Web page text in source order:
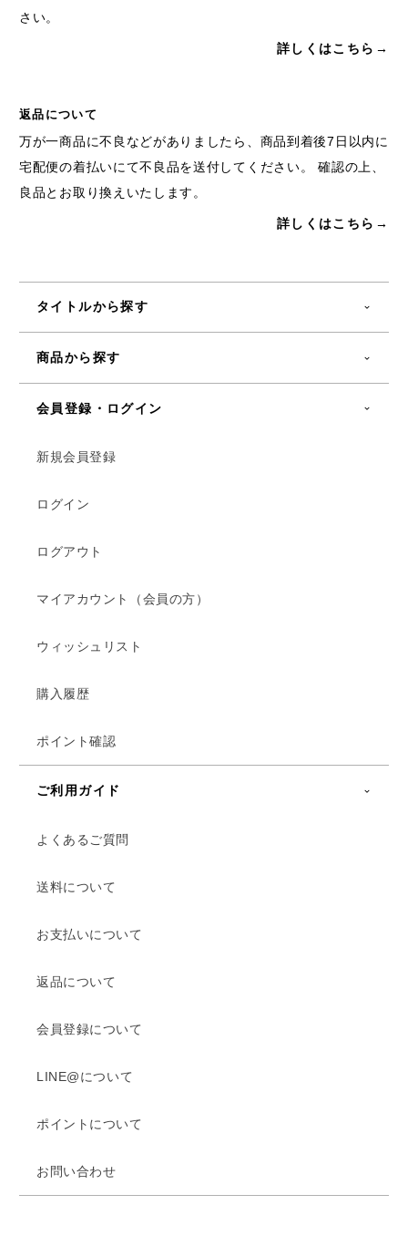
さい。
詳しくはこちら→
返品について
万が一商品に不良などがありましたら、商品到着後7日以内に
宅配便の着払いにて不良品を送付してください。 確認の上、
良品とお取り換えいたします。
詳しくはこちら→
タイトルから探す
商品から探す
会員登録・ログイン
新規会員登録
ログイン
ログアウト
マイアカウント（会員の方）
ウィッシュリスト
購入履歴
ポイント確認
ご利用ガイド
よくあるご質問
送料について
お支払いについて
返品について
会員登録について
LINE@について
ポイントについて
お問い合わせ